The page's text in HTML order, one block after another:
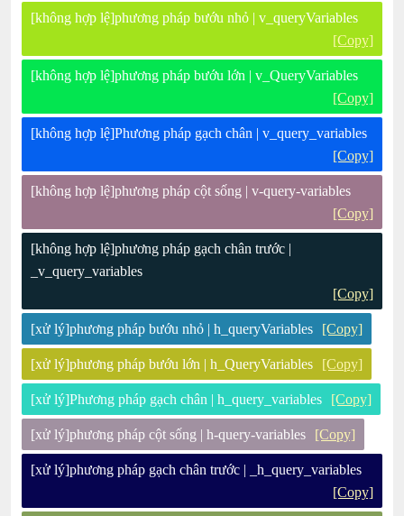
[không hợp lệ]phương pháp bướu nhỏ | v_queryVariables
[Copy]
[không hợp lệ]phương pháp bướu lớn | v_QueryVariables
[Copy]
[không hợp lệ]Phương pháp gạch chân | v_query_variables
[Copy]
[không hợp lệ]phương pháp cột sống | v-query-variables
[Copy]
[không hợp lệ]phương pháp gạch chân trước |
_v_query_variables
[Copy]
[xử lý]phương pháp bướu nhỏ | h_queryVariables [Copy]
[xử lý]phương pháp bướu lớn | h_QueryVariables [Copy]
[xử lý]Phương pháp gạch chân | h_query_variables [Copy]
[xử lý]phương pháp cột sống | h-query-variables [Copy]
[xử lý]phương pháp gạch chân trước | _h_query_variables
[Copy]